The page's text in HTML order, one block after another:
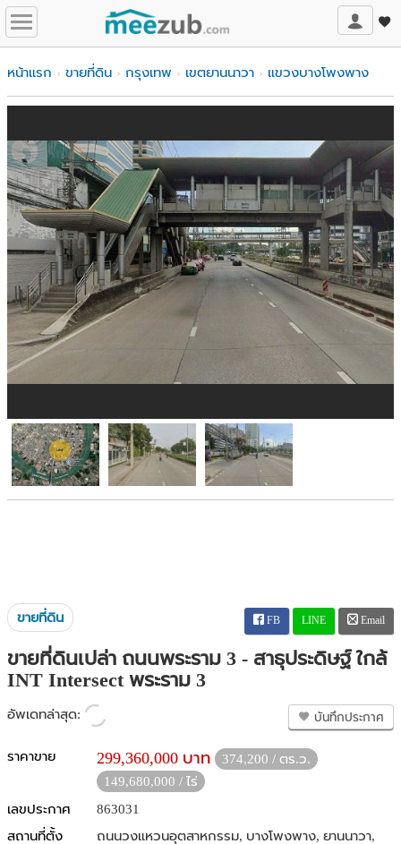
หน้าแรก ขายที่ดิน กรุงเทพ เขตยานนาวา แขวงบางโพงพาง
ขายที่ดิน FB LINE Email
ขายที่ดินเปล่า ถนนพระราม 3 - สาธุประดิษฐ์ ใกล้
INT Intersect พระราม 3
อัพเดทล่าสุด: บันทึกประกาศ
ราคาขาย 299,360,000 บาท
374,200 / ตร.ว.
149,680,000 / ไร่
เลขประกาศ
863031
สถานที่ตั้ง
ถนนวงแหวนอุตสาหกรรม, บางโพงพาง, ยานนาวา,